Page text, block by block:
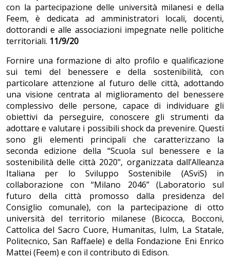
con la partecipazione delle università milanesi e della
Feem, è dedicata ad amministratori locali, docenti,
dottorandi e alle associazioni impegnate nelle politiche
territoriali. 11/9/20
Fornire una formazione di alto profilo e qualificazione
sui temi del benessere e della sostenibilità, con
particolare attenzione al futuro delle città, adottando
una visione centrata al miglioramento del benessere
complessivo delle persone, capace di individuare gli
obiettivi da perseguire, conoscere gli strumenti da
adottare e valutare i possibili shock da prevenire. Questi
sono gli elementi principali che caratterizzano la
seconda edizione della “Scuola sul benessere e la
sostenibilità delle città 2020", organizzata dall’Alleanza
Italiana per lo Sviluppo Sostenibile (ASviS) in
collaborazione con “Milano 2046” (Laboratorio sul
futuro della città promosso dalla presidenza del
Consiglio comunale), con la partecipazione di otto
università del territorio milanese (Bicocca, Bocconi,
Cattolica del Sacro Cuore, Humanitas, Iulm, La Statale,
Politecnico, San Raffaele) e della Fondazione Eni Enrico
Mattei (Feem) e con il contributo di Edison.